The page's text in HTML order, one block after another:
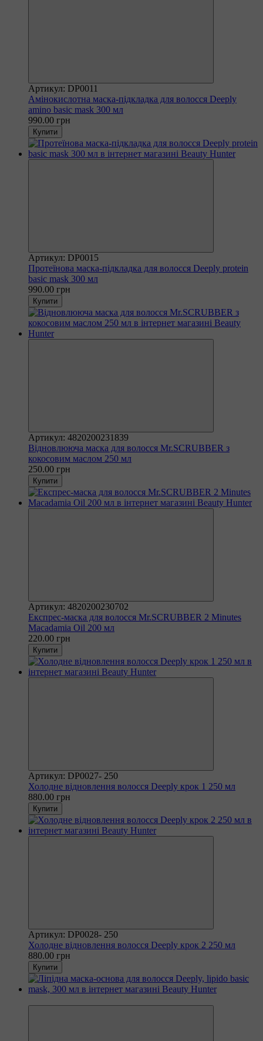
Артикул: DP0011
Амінокислотна маска-підкладка для волосся Deeply
amino basic mask 300 мл
990.00 грн
Купити
Артикул: DP0015
Протеїнова маска-підкладка для волосся Deeply protein
basic mask 300 мл
990.00 грн
Купити
Артикул: 4820200231839
Відновлююча маска для волосся Mr.SCRUBBER з
кокосовим маслом 250 мл
250.00 грн
Купити
Артикул: 4820200230702
Експрес-маска для волосся Mr.SCRUBBER 2 Minutes
Macadamia Oil 200 мл
220.00 грн
Купити
Артикул: DP0027- 250
Холодне відновлення волосся Deeply крок 1 250 мл
880.00 грн
Купити
Артикул: DP0028- 250
Холодне відновлення волосся Deeply крок 2 250 мл
880.00 грн
Купити